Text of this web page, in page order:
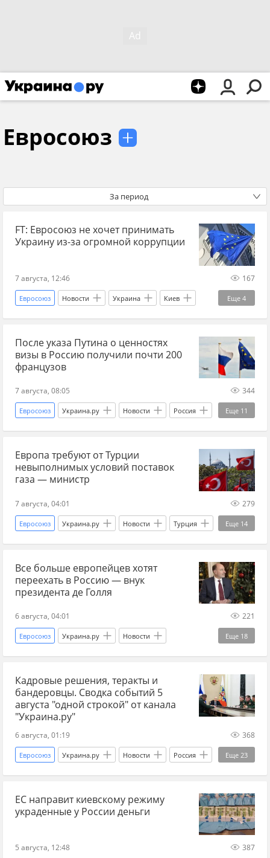
Евросоюз
За период
FT: Евросоюз не хочет принимать
Украину из-за огромной коррупции
7 августа, 12:46 167
Еще 4
Евросоюз Новости Украина Киев
Брюссель Александр Вучич ЕС
Financial Times
После указа Путина о ценностях
визы в Россию получили почти 200
французов
7 августа, 08:05 344
Еще 11
Евросоюз Украина.ру Новости Россия
Владимир Путин Франция Париж
ЕС Европа визы ценности
беженцы гуманитарный кризис
Европа требуют от Турции
невыполнимых условий поставок
газа — министр
7 августа, 04:01 279
Еще 14
Евросоюз Украина.ру Новости Турция
Европа ЕС газ российский газ
СПГ Россия Азербайджан
турецкий поток трубопровод
антироссийские санкции Мир без границ
Все больше европейцев хотят
переехать в Россию — внук
президента де Голля
6 августа, 04:01 221
Еще 18
Евросоюз Украина.ру Новости
Шарль де Голль Франция
Лев Толстой (писатель) Россия
ценности Семья педофилы вера
кризис гуманитарный кризис
безопасность российское гражданство
Кадровые решения, теракты и
бандеровцы. Сводка событий 5
августа "одной строкой" от канала
"Украина.ру"
6 августа, 01:19 368
Еще 23
Евросоюз Украина.ру Новости Россия
новости СВО Сумская область
Владимир Путин ВС РФ ФСБ
Калужская область
ЕС направит киевскому режиму
украденные у России деньги
5 августа, 12:48 387